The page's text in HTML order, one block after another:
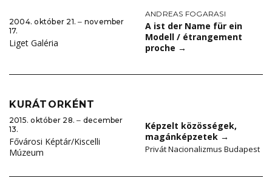
2004. október 21. ‒ november
17.
Liget Galéria
ANDREAS FOGARASI
A ist der Name für ein
Modell / étrangement
proche →
KURÁTORKÉNT
2015. október 28. ‒ december
13.
Fővárosi Képtár/Kiscelli
Múzeum
Képzelt közösségek,
magánképzetek →
Privát Nacionalizmus Budapest